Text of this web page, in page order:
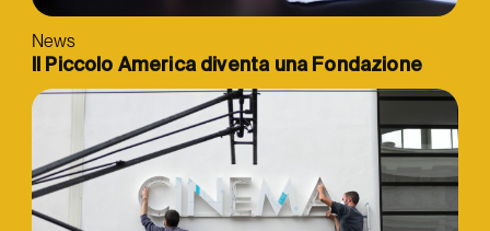
News
Il Piccolo America diventa una Fondazione